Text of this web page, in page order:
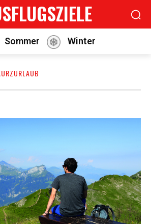
Sommer Winter